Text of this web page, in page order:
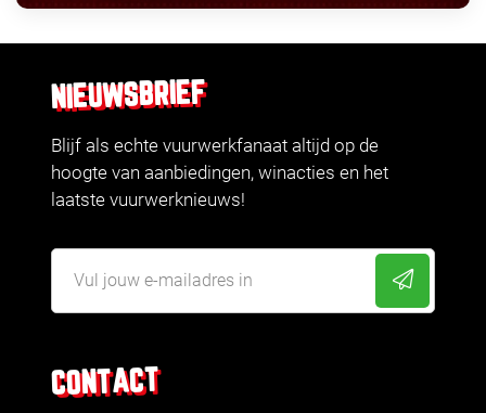
CONTACT
NIEUWSBRIEF
Blijf als echte vuurwerkfanaat altijd op de
hoogte van aanbiedingen, winacties en het
laatste vuurwerknieuws!